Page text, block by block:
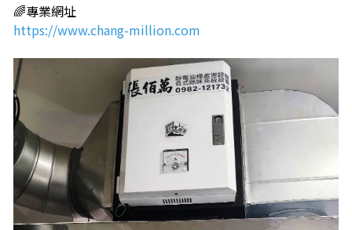
🌈專業網址
https://www.chang-million.com